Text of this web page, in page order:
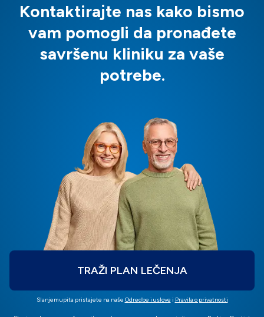
Kontaktirajte nas kako bismo
vam pomogli da pronađete
savršenu kliniku za vaše
potrebe.
TRAŽI PLAN LEČENJA
Slanjem upita pristajete na naše Odredbe i uslove i Pravila o privatnosti